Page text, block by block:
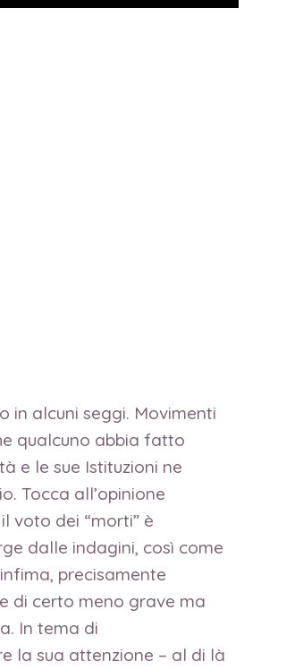
in alcuni seggi. Movimenti
qualcuno abbia fatto
e le sue Istituzioni ne
Tocca all’opinione
voto dei “morti” è
dalle indagini, così come
precisamente
di certo meno grave ma
In tema di
la sua attenzione – al di là